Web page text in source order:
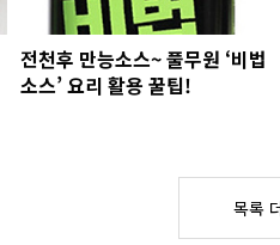
전천후 만능소스~ 풀무원 ‘비법
소스’ 요리 활용 꿀팁!
목록